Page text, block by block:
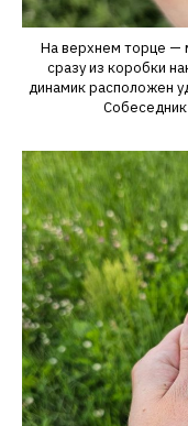
На верхнем торце —
сразу из коробки
динамик расположен